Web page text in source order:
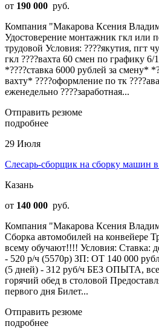
от 190 000 руб.
Компания "Макарова Ксения
Удостоверение монтажник гкл или
трудовой Условия: ????якутия, пгт
гкл ????вахта 60 смен по графику 6/
*????ставка 6000 рублей за смену*
вахту* ????оформление по тк
еженедельно ????заработная...
Отправить резюме
подробнее
29 Июля
Слесарь-сборщик на сборку машин
Казань
от 140 000 руб.
Компания "Макарова Ксения
Сборка автомобилей на
всему обучают!!!! Условия: Ставка:
- 520 р/ч (5570р) ЗП: ОТ 140 000
(5 дней) - 312 руб/ч БЕЗ ОПЫТА,
горячий обед в столовой
первого дня Билет...
Отправить резюме
подробнее